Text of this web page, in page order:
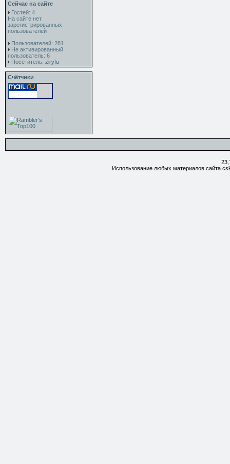
Сейчас на сайте
Гостей: 4
На сайте нет
зарегистрированных
пользователей
Пользователей: 281
Не активированный
пользователь: 6
Посетитель: ziryfu
Счётчики
Использование любых материалов сайта